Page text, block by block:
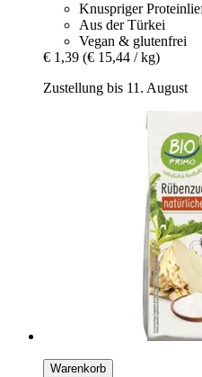
Knuspriger
Aus der Türkei
Vegan & glutenfrei
€ 1,39 (€ 15,44 / kg)
Zustellung bis 11. August
Warenkorb